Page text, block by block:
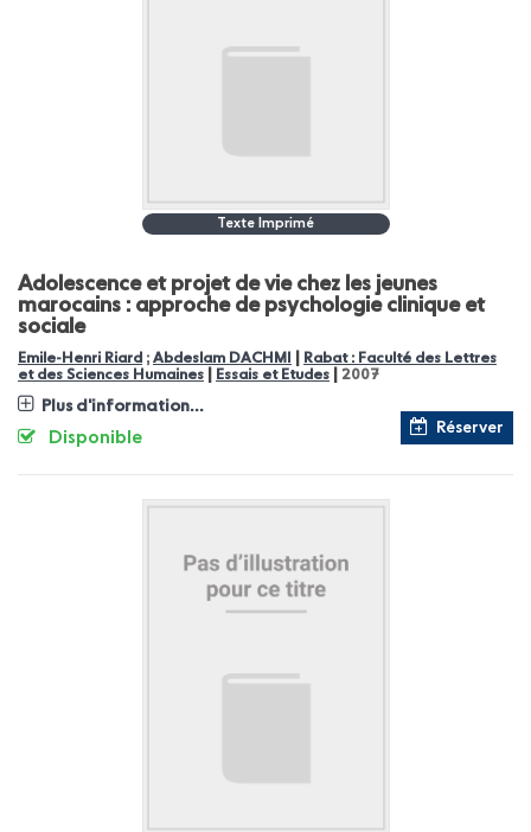
Texte Imprimé
Adolescence et projet de vie chez les jeunes
marocains : approche de psychologie clinique et
sociale
Emile-Henri Riard ; Abdeslam DACHMI
Rabat : Faculté des Lettres
et des Sciences Humaines
Essais et Etudes 2007
Plus d'information...
Réserver
Disponible